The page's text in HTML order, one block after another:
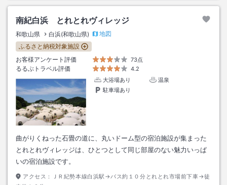
南紀白浜 とれとれヴィレッジ
和歌山県 白浜(和歌山県)
地図
ふるさと納税対象施設
お客様アンケート評価
73点
るるぶトラベル評価
4.2
大浴場あり
温泉
駐車場あり
曲がりくねった石畳の道に、丸いドーム型の宿泊施設が集まった
とれとれヴィレッジは、ひとつとして同じ部屋のない魅力いっぱ
いの宿泊施設です。
アクセス：
ＪＲ紀勢本線白浜駅→バス約１０分とれとれ市場前下車→徒